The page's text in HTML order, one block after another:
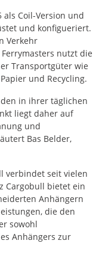
Coil-Version und
und konfigueriert.
Verkehr
nutzt die
Transportgüter wie
und Recycling.
in ihrer täglichen
liegt daher auf
und
Bas Belder,
verbindet seit vielen
Cargobull bietet ein
Anhängern
die den
sowohl
Anhängers zur